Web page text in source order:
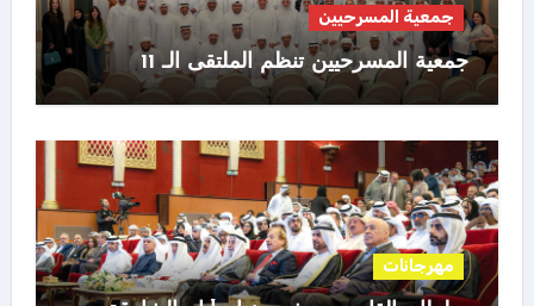
جمعية المسرحيين
جمعية المسرحيين تنظم الملتقى الـ 11
مهرجانات